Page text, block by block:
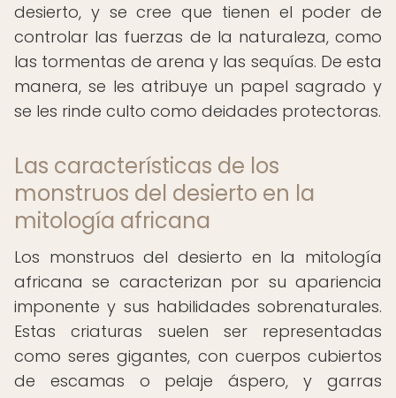
desierto, y se cree que tienen el poder de
controlar las fuerzas de la naturaleza, como
las tormentas de arena y las sequías. De esta
manera, se les atribuye un papel sagrado y
se les rinde culto como deidades protectoras.
Las características de los
monstruos del desierto en la
mitología africana
Los monstruos del desierto en la mitología
africana se caracterizan por su apariencia
imponente y sus habilidades sobrenaturales.
Estas criaturas suelen ser representadas
como seres gigantes, con cuerpos cubiertos
de escamas o pelaje áspero, y garras